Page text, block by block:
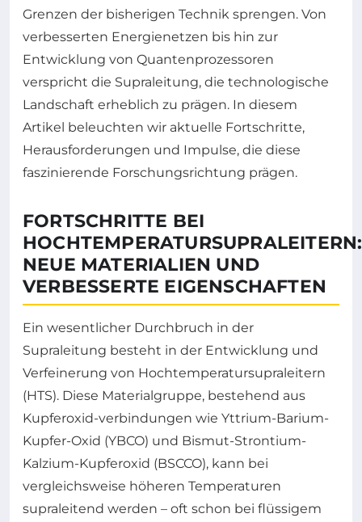
Grenzen der bisherigen Technik sprengen. Von
verbesserten Energienetzen bis hin zur
Entwicklung von Quantenprozessoren
verspricht die Supraleitung, die technologische
Landschaft erheblich zu prägen. In diesem
Artikel beleuchten wir aktuelle Fortschritte,
Herausforderungen und Impulse, die diese
faszinierende Forschungsrichtung prägen.
FORTSCHRITTE BEI
HOCHTEMPERATURSUPRALEITERN:
NEUE MATERIALIEN UND
VERBESSERTE EIGENSCHAFTEN
Ein wesentlicher Durchbruch in der
Supraleitung besteht in der Entwicklung und
Verfeinerung von Hochtemperatursupraleitern
(HTS). Diese Materialgruppe, bestehend aus
Kupferoxid-verbindungen wie Yttrium-Barium-
Kupfer-Oxid (YBCO) und Bismut-Strontium-
Kalzium-Kupferoxid (BSCCO), kann bei
vergleichsweise höheren Temperaturen
supraleitend werden – oft schon bei flüssigem